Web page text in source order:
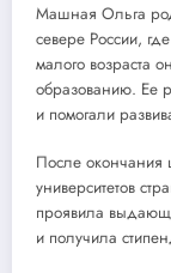
Машная Ольга
севере России,
малого возраста
образованию. Ее
и помогали
После
университетов
проявила
и получила